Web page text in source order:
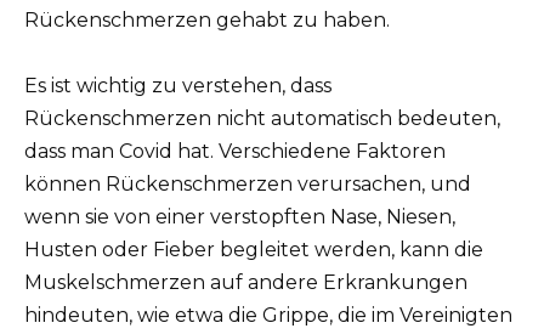
Rückenschmerzen gehabt zu haben.
Es ist wichtig zu verstehen, dass
Rückenschmerzen nicht automatisch bedeuten,
dass man Covid hat. Verschiedene Faktoren
können Rückenschmerzen verursachen, und
wenn sie von einer verstopften Nase, Niesen,
Husten oder Fieber begleitet werden, kann die
Muskelschmerzen auf andere Erkrankungen
hindeuten, wie etwa die Grippe, die im Vereinigten